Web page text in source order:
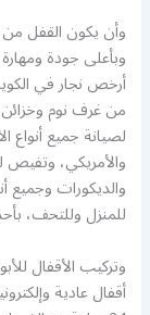
وأن يكون القفل
وبأعلى جودة
أرخص نجار في
من غرف نوم
لصيانة جميع أنواع
والأمريكي،
والديكورات وجميع
للمنزل وللتحف،
وتركيب الأقفال
أقفال عادية